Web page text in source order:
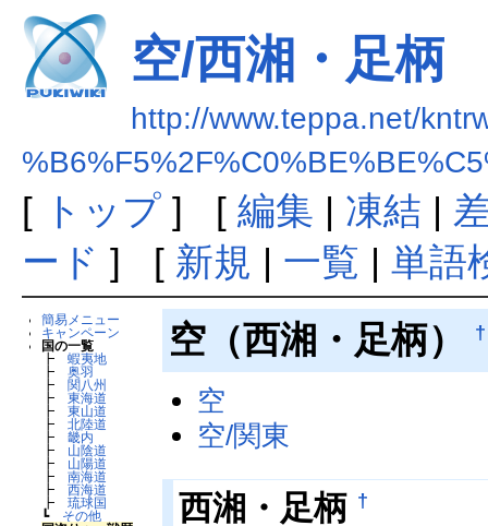
空/西湘・足柄
http://www.teppa.net/
[ トップ] [ 編集 | 凍結 |
ード ] [ 新規 | 一覧 | 単語
簡易メニュー
キャンペーン
国の一覧
┣蝦夷地
┣奥羽
┣ 関八州
┣東海道
┣東山道
┣北陸道
┣畿内
┣ 山陰道
┣ 山陽道
┣南海道
┣西海道
┣琉球国
┗ その他
空（西湘・足柄） †
空
空/関東
西湘・足柄 †